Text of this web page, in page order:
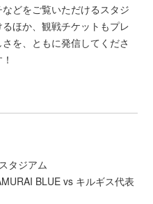
どをご覧いただけるスタジ
ほか、観戦チケットもプレ
を、ともに発信してくださ
タジアム
BLUE vs キルギス代表